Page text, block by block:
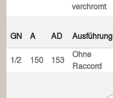
verchromt
GN A AD Ausführung
1/2
150 153
Ohne
Raccord